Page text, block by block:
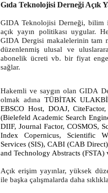
Gıda Teknolojisi Derneği Açık
GIDA Teknolojisi Derneği, bilim
açık yayın politikası uygular.
GIDA Dergisi makalelerinin tam
düzenlenmiş ulusal ve
abonelik ücreti vb. bir fiyat
sağlar.
Hakemli ve saygın olan GIDA
olmak adına TÜBİTAK
EBSCO Host, DOAJ,
(Bielefeld Academic Search
DIIF, Journal Factor, COSMOS,
Index Copernicus, Scientific
Services (SIS), CABI (CAB
and Technology Abstracts (FSTA)
Açık erişim yayınlar, yüksek
ile başka çalışmalarda daha